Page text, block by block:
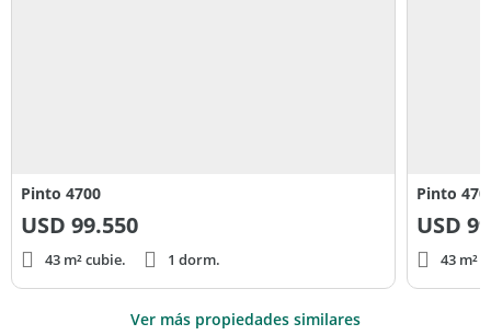
Pinto 4700
USD 99.550
43 m² cubie. 1 dorm.
Pinto
USD
43 m²
Ver más propiedades similares